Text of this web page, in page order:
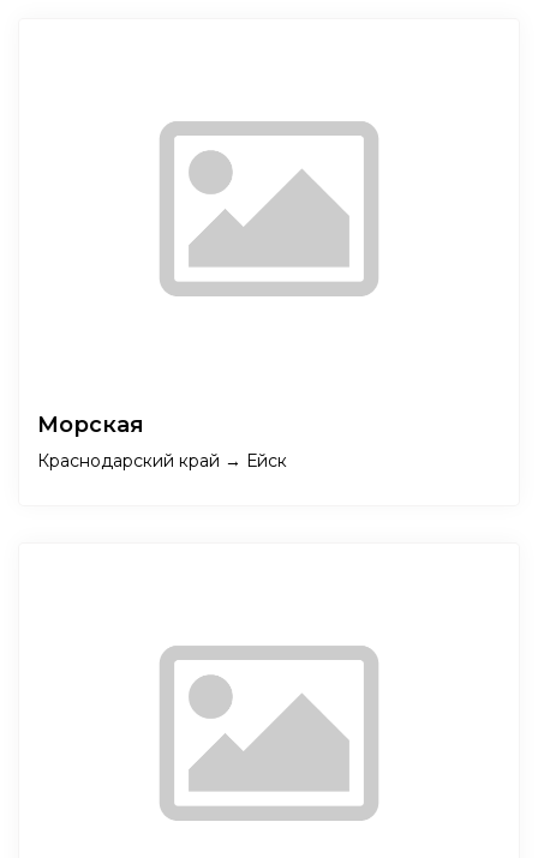
Морская
Краснодарский край → Ейск